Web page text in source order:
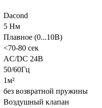
Dacond
5 Нм
Плавное (0...10В)
<70-80 сек
AC/DC 24В
50/60Гц
1м²
без возвратной пружины
Воздушный клапан